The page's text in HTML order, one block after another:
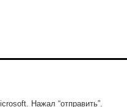
Нажал “отправить”.